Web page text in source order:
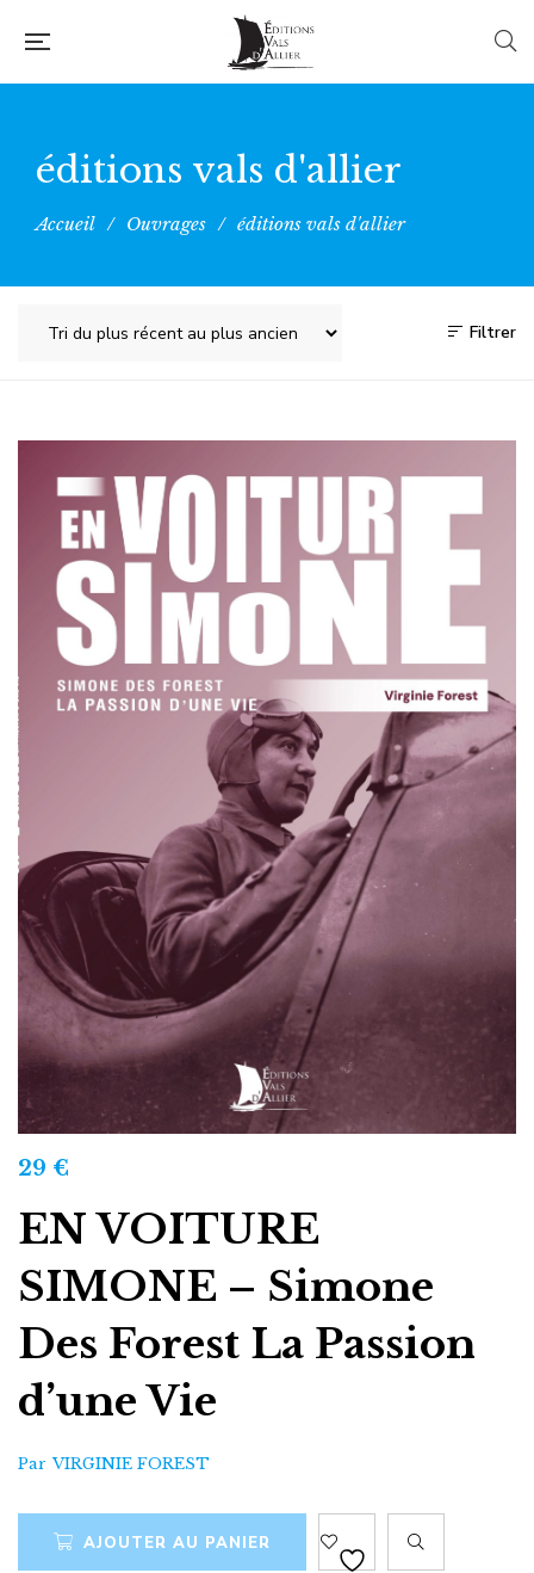
éditions vals d'allier
Accueil / Ouvrages / éditions vals d'allier
Filtrer
EN VOITURE
SIMONE – Simone
Des Forest La Passion
d’une Vie
29 €
Par VIRGINIE FOREST
AJOUTER AU PANIER